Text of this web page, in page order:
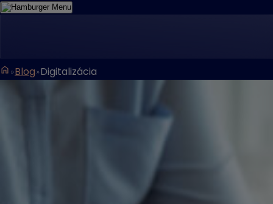
Menu
Blog Digitalizácia